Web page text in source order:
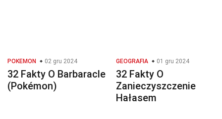
POKEMON 02 gru 2024
32 Fakty O Barbaracle
(Pokémon)
GEOGRAFIA 01 gru 2024
32 Fakty O
Zanieczyszczenie
Hałasem